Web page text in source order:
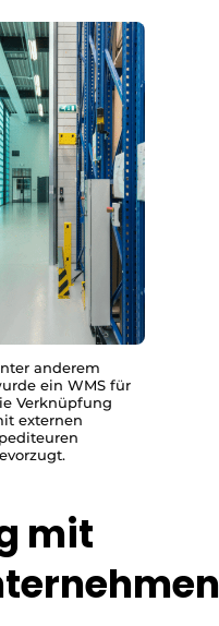
anderem
ein WMS für
Verknüpfung
externen
mit